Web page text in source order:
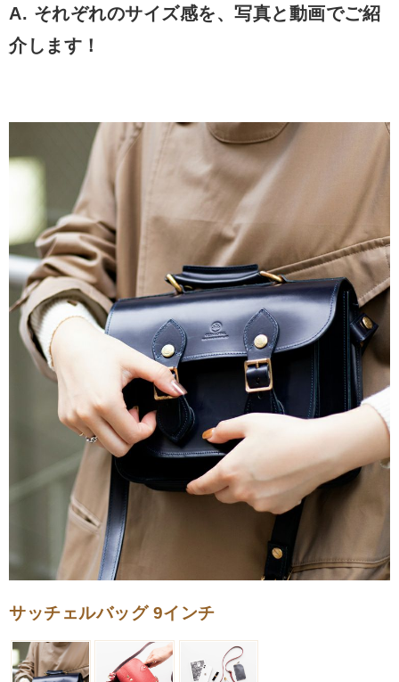
A. それぞれのサイズ感を、写真と動画でご紹
介します！
サッチェルバッグ 9インチ